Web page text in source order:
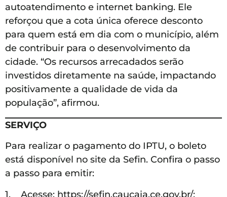
autoatendimento e internet banking. Ele
reforçou que a cota única oferece desconto
para quem está em dia com o município, além
de contribuir para o desenvolvimento da
cidade. “Os recursos arrecadados serão
investidos diretamente na saúde, impactando
positivamente a qualidade de vida da
população”, afirmou.
SERVIÇO
Para realizar o pagamento do IPTU, o boleto
está disponível no site da Sefin. Confira o passo
a passo para emitir:
1. Acesse: https://sefin.caucaia.ce.gov.br/;